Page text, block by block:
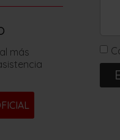
más